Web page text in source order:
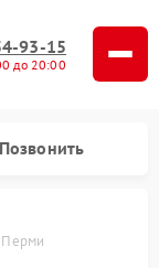
93-15
до 20:00
Позвонить
Перми